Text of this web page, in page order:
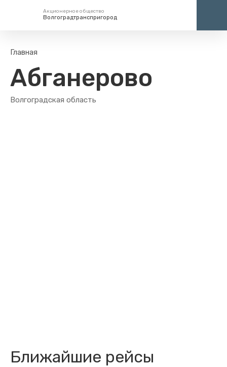
Акционерное общество
Волгоградтранспригород
Единый номер вызова экстренных служб
112
Главная
Абганерово
Волгоградская область
Ближайшие рейсы